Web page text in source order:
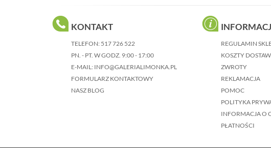
KONTAKT
TELEFON: 517 726 522
PN. - PT. W GODZ. 9:00 - 17:00
E-MAIL: INFO@GALERIALIMONKA.PL
FORMULARZ KONTAKTOWY
NASZ BLOG
REGULAMIN
KOSZTY
ZWROTY
REKLAMACJA
POMOC
POLITYKA
INFORMACJA O
PŁATNOŚCI